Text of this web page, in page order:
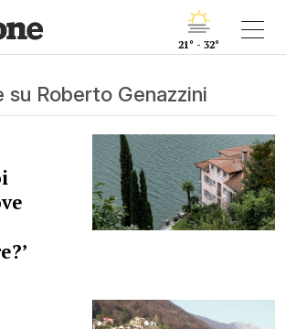
21° - 32°
su Roberto Genazzini